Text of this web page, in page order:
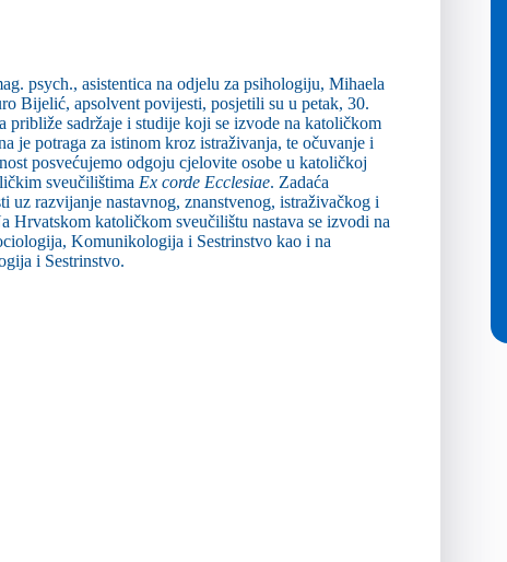
psych., asistentica na odjelu za psihologiju, Mihaela
Bijelić, apsolvent povijesti, posjetili su u petak, 30.
približe sadržaje i studije koji se izvode na katoličkom
je potraga za istinom kroz istraživanja, te očuvanje i
posvećujemo odgoju cjelovite osobe u katoličkoj
sveučilištima Ex corde Ecclesiae. Zadaća
uz razvijanje nastavnog, znanstvenog, istraživačkog i
Hrvatskom katoličkom sveučilištu nastava se izvodi na
Komunikologija i Sestrinstvo kao i na
i Sestrinstvo.